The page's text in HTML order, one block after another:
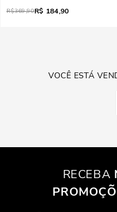
R$369,90R$ 184,90
VOCÊ ESTÁ
RECEBA